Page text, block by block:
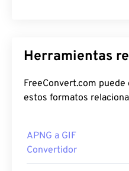
Herramientas
FreeConvert.com
estos formatos
APNG a GIF
Convertidor